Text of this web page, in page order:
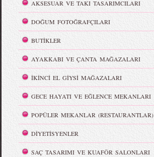
AKSESUAR VE TAKI TASARIMCILARI
DOĞUM FOTOĞRAFÇILARI
BUTİKLER
AYAKKABI VE ÇANTA MAĞAZALARI
İKİNCİ EL GİYSİ MAĞAZALARI
GECE HAYATI VE EĞLENCE MEKANLARI
POPÜLER MEKANLAR (RESTAURANTLAR)
DİYETİSYENLER
SAÇ TASARIMI VE KUAFÖR SALONLARI